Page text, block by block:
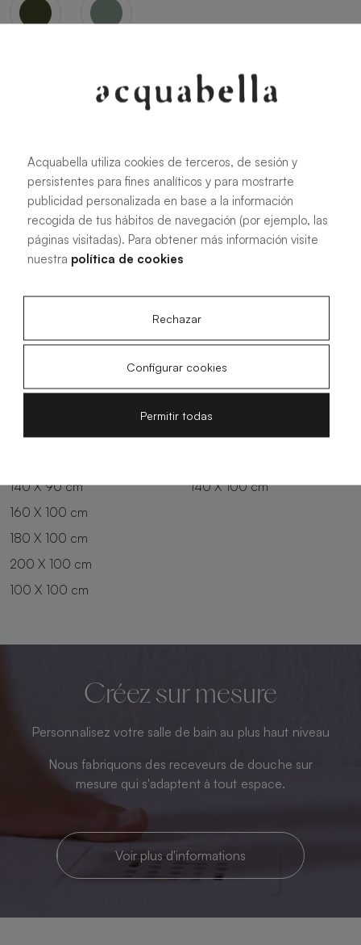
Toutes les dimensions
100 X 70 cm
100 X 90 cm
140 X 90 cm
180 X 90 cm
200 X 90 cm
140 X 100 cm
160 X 100 cm
180 X 100 cm
200 X 100 cm
100 X 100 cm
Créez sur mesure
Personnalisez votre salle de bain au plus haut niveau
Nous fabriquons des receveurs de douche sur
mesure qui s'adaptent à tout espace.
Voir plus d'informations
Acquabella utiliza cookies de terceros, de sesión y
persistentes para fines analíticos y para mostrarte
publicidad personalizada en base a la información
recogida de tus hábitos de navegación (por ejemplo, las
páginas visitadas). Para obtener más información visite
nuestra política de cookies
Rechazar
Configurar cookies
Permitir todas